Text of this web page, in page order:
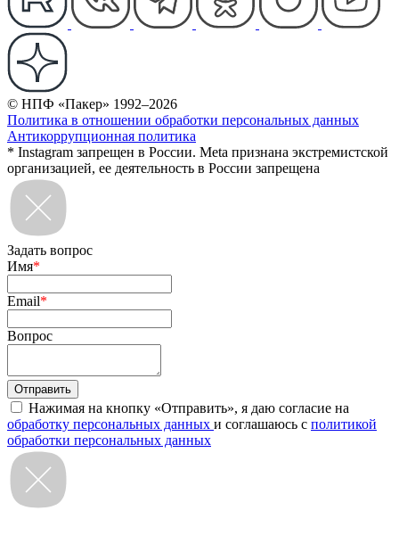
© НПФ «Пакер» 1992–2026
Политика в отношении обработки персональных данных
Антикоррупционная политика
* Instagram запрещен в России. Meta признана экстремистской
организацией, ее деятельность в России запрещена
Задать вопрос
Имя*
Email*
Вопрос
Нажимая на кнопку «Отправить», я даю согласие на
обработку персональных данных и соглашаюсь с политикой
обработки персональных данных